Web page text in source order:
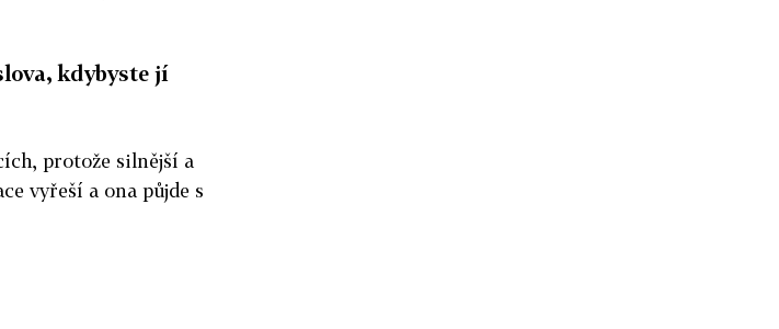
kdybyste jí
protože silnější a
vyřeší a ona půjde s